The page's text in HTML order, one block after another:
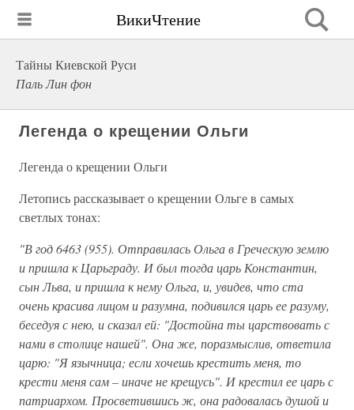
ВикиЧтение
Тайны Киевской Руси
Паль Лин фон
Легенда о крещении Ольги
Легенда о крещении Ольги
Летопись рассказывает о крещении Ольге в самых
светлых тонах:
"В год 6463 (955). Отправилась Ольга в Греческую землю
и пришла к Царьграду. И был тогда царь Константин,
сын Льва, и пришла к нему Ольга, и, увидев, что ста
очень красива лицом и разумна, подивился царь ее разуму,
беседуя с нею, и сказал ей: "Достойна ты царствовать с
нами в столице нашей". Она же, поразмыслив, ответила
царю: "Я язычница; если хочешь крестить меня, то
крести меня сам – иначе не крещусь". И крестил ее царь с
патриархом. Просветившись ж, она радовалась душой и